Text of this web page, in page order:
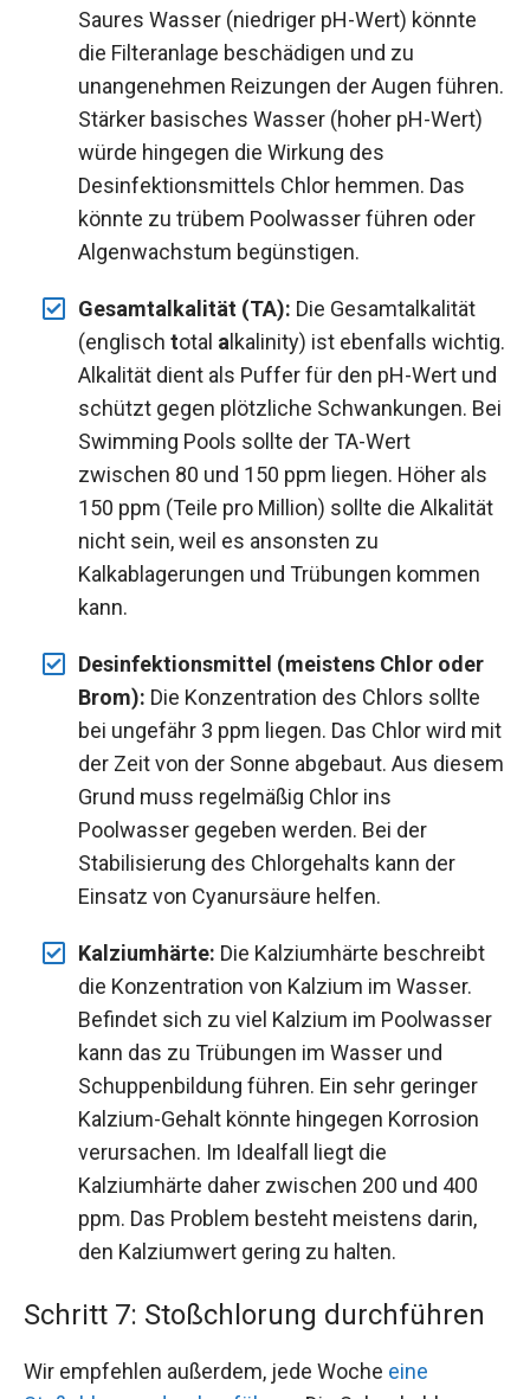
Saures Wasser (niedriger pH-Wert) könnte
die Filteranlage beschädigen und zu
unangenehmen Reizungen der Augen führen.
Stärker basisches Wasser (hoher pH-Wert)
würde hingegen die Wirkung des
Desinfektionsmittels Chlor hemmen. Das
könnte zu trübem Poolwasser führen oder
Algenwachstum begünstigen.
Gesamtalkalität (TA): Die Gesamtalkalität
(englisch total a lkalinity) ist ebenfalls wichtig.
Alkalität dient als Puffer für den pH-Wert und
schützt gegen plötzliche Schwankungen. Bei
Swimming Pools sollte der TA-Wert
zwischen 80 und 150 ppm liegen. Höher als
150 ppm (Teile pro Million) sollte die Alkalität
nicht sein, weil es ansonsten zu
Kalkablagerungen und Trübungen kommen
kann.
Desinfektionsmittel (meistens Chlor oder
Brom): Die Konzentration des Chlors sollte
bei ungefähr 3 ppm liegen. Das Chlor wird mit
der Zeit von der Sonne abgebaut. Aus diesem
Grund muss regelmäßig Chlor ins
Poolwasser gegeben werden. Bei der
Stabilisierung des Chlorgehalts kann der
Einsatz von Cyanursäure helfen.
Kalziumhärte: Die Kalziumhärte beschreibt
die Konzentration von Kalzium im Wasser.
Befindet sich zu viel Kalzium im Poolwasser
kann das zu Trübungen im Wasser und
Schuppenbildung führen. Ein sehr geringer
Kalzium-Gehalt könnte hingegen Korrosion
verursachen. Im Idealfall liegt die
Kalziumhärte daher zwischen 200 und 400
ppm. Das Problem besteht meistens darin,
den Kalziumwert gering zu halten.
Schritt 7: Stoßchlorung durchführen
Wir empfehlen außerdem, jede Woche eine